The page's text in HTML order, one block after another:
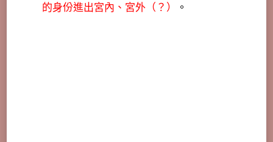
的身份進出宮內、宮外（？）
。